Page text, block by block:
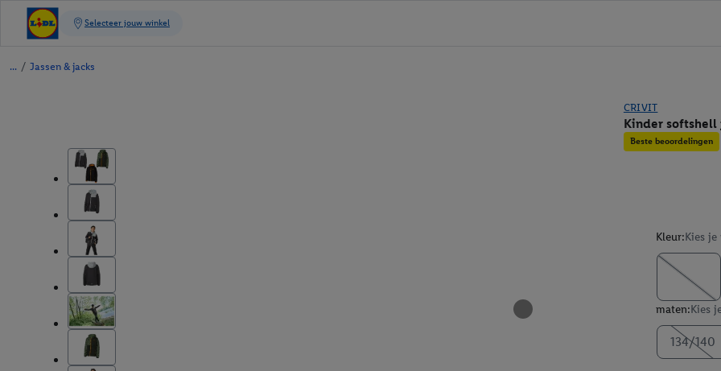
/ Jassen & jacks
CRIVIT
Kinder softshell
Beste beoordelingen
Kleur:Kies
maten:Kies
134/140